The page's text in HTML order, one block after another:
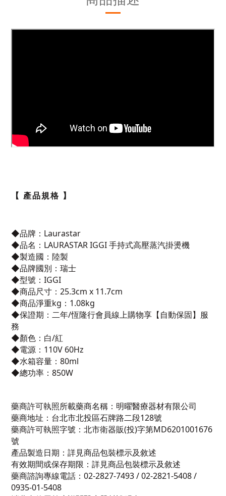
【 產品規格 】
◆品牌 ： Laurastar
◆品名 ： LAURASTAR IGGI 手持式高壓蒸汽掛燙機
◆製造國 ： 陸製
◆品牌國別 ： 瑞士
◆型號 ： IGGI
◆商品尺寸 ： 25.3cm x 11.7cm
◆商品淨重kg ： 1.08kg
◆保證期 ： 二年/恆隆行會員線上購物享【自動保固】服
務
◆顏色 ：白/紅
◆電源 ： 110V 60Hz
◆水箱容量 ： 80ml
◆總功率：850W
藥商許可執照所載藥商名稱：明曜醫療器材有限公司
藥商地址：台北市北投區石牌路二段128號
藥商許可執照字號：北市衛器販(投)字第MD6201001676
號
產品製造日期：詳見商品包裝標示及敘述
有效期間或保存期限：詳見商品包裝標示及敘述
藥商諮詢專線電話：02-2827-7493 / 02-2821-5408 /
0935-01-5408